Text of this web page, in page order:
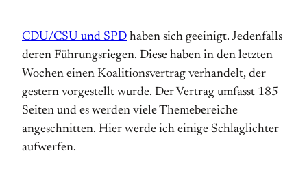
CDU/CSU und SPD haben sich geeinigt. Jedenfalls
deren Führungsriegen. Diese haben in den letzten
Wochen einen Koalitionsvertrag verhandelt, der
gestern vorgestellt wurde. Der Vertrag umfasst 185
Seiten und es werden viele Themebereiche
angeschnitten. Hier werde ich einige Schlaglichter
aufwerfen.